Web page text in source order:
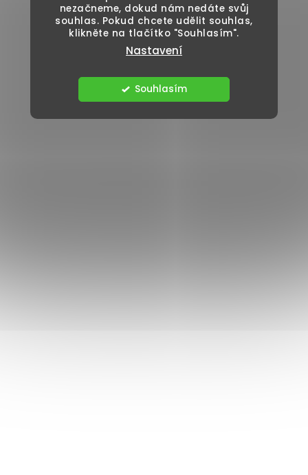
nezačneme, dokud nám nedáte svůj
souhlas. Pokud chcete udělit souhlas,
klikněte na tlačítko "Souhlasím".
Nastavení
Souhlasím